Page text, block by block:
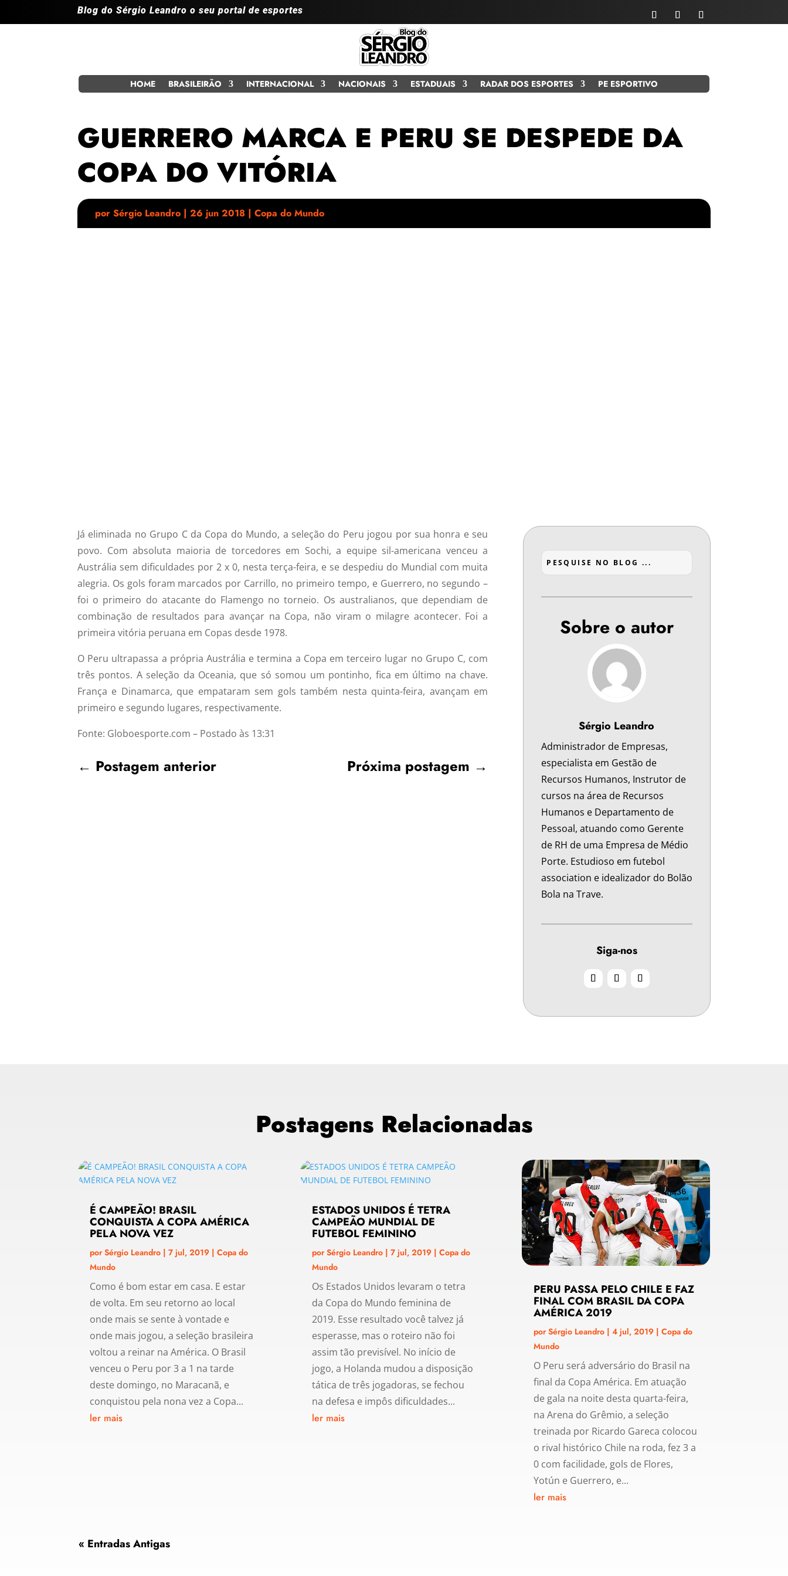
Blog do Sérgio Leandro o seu portal de esportes
HOME BRASILEIRÃO INTERNACIONAL NACIONAIS ESTADUAIS RADAR DOS ESPORTES PE ESPORTIVO
GUERRERO MARCA E PERU SE DESPEDE DA
COPA DO VITÓRIA
por Sérgio Leandro | 26 jun 2018 | Copa do Mundo
Já eliminada no Grupo C da Copa do Mundo, a seleção do Peru jogou por sua honra e seu
povo. Com absoluta maioria de torcedores em Sochi, a equipe sil-americana venceu a
Austrália sem dificuldades por 2 x 0, nesta terça-feira, e se despediu do Mundial com muita
alegria. Os gols foram marcados por Carrillo, no primeiro tempo, e Guerrero, no segundo –
foi o primeiro do atacante do Flamengo no torneio. Os australianos, que dependiam de
combinação de resultados para avançar na Copa, não viram o milagre acontecer. Foi a
primeira vitória peruana em Copas desde 1978.
O Peru ultrapassa a própria Austrália e termina a Copa em terceiro lugar no Grupo C, com
três pontos. A seleção da Oceania, que só somou um pontinho, fica em último na chave.
França e Dinamarca, que empataram sem gols também nesta quinta-feira, avançam em
primeiro e segundo lugares, respectivamente.
Fonte: Globoesporte.com – Postado às 13:31
← Postagem anterior Próxima postagem →
Sobre o autor
Sérgio Leandro
Administrador de Empresas,
especialista em Gestão de
Recursos Humanos, Instrutor de
cursos na área de Recursos
Humanos e Departamento de
Pessoal, atuando como Gerente
de RH de uma Empresa de Médio
Porte. Estudioso em futebol
association e idealizador do Bolão
Bola na Trave.
Siga-nos
Postagens Relacionadas
É CAMPEÃO! BRASIL
CONQUISTA A COPA AMÉRICA
PELA NOVA VEZ
porSérgio Leandro |7 jul, 2019 |Copa do
Mundo
Como é bom estar em casa. E estar
de volta. Em seu retorno ao local
onde mais se sente à vontade e
onde mais jogou, a seleção brasileira
voltou a reinar na América. O Brasil
venceu o Peru por 3 a 1 na tarde
deste domingo, no Maracanã, e
conquistou pela nona vez a Copa...
ler mais
ESTADOS UNIDOS É TETRA
CAMPEÃO MUNDIAL DE
FUTEBOL FEMININO
porSérgio Leandro| 7 jul, 2019| Copa do
Mundo
Os Estados Unidos levaram o tetra
da Copa do Mundo feminina de
2019. Esse resultado você talvez já
esperasse, mas o roteiro não foi
assim tão previsível. No início de
jogo, a Holanda mudou a disposição
tática de três jogadoras, se fechou
na defesa e impôs dificuldades...
ler mais
PERU PASSA PELO CHILE E FAZ
FINAL COM BRASIL DA COPA
AMÉRICA 2019
porSérgio Leandro| 4 jul, 2019| Copa do
Mundo
O Peru será adversário do Brasil na
final da Copa América. Em atuação
de gala na noite desta quarta-feira,
na Arena do Grêmio, a seleção
treinada por Ricardo Gareca colocou
o rival histórico Chile na roda, fez 3 a
0 com facilidade, gols de Flores,
Yotún e Guerrero, e...
ler mais
« Entradas Antigas